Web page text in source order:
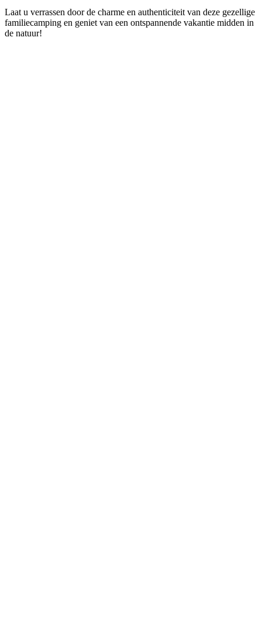
Laat u verrassen door de charme en authenticiteit van deze gezellige
familiecamping en geniet van een ontspannende vakantie midden in
de natuur!